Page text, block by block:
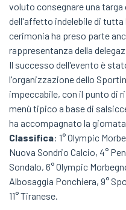
voluto consegnare una
dell'affetto indelebile di
cerimonia ha preso parte
rappresentanza della
Il successo dell'evento è
l'organizzazione dello
impeccabile, con il punto di
menù tipico a base di
ha accompagnato la
Classifica: 1° Olympic
Nuova Sondrio Calcio, 4°
Sondalo, 6° Olympic
Albosaggia Ponchiera, 9°
11° Tiranese.